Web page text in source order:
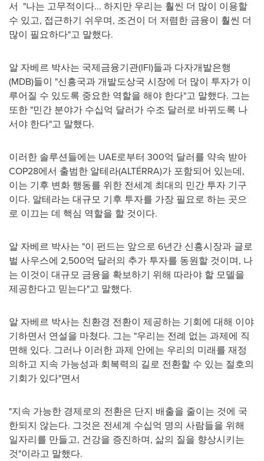
서 "나는 고무적이다... 하지만 우리는 훨씬 더 많이 이용할
수 있고, 접근하기 쉬우며, 조건이 더 저렴한 금융이 훨씬 더
많이 필요하다"고 말했다.
알 자베르 박사는 국제금융기관(IFI)들과 다자개발은행
(MDB)들이 "신흥국과 개발도상국 시장에 더 많이 투자가 이
루어질 수 있도록 중요한 역할을 해야 한다"고 말했다. 그는
또한 "민간 분야가 수십억 달러가 수조 달러로 바뀌도록 나
서야 한다"고 말했다.
이러한 솔루션들에는 UAE로부터 300억 달러를 약속 받아
COP28에서 출범한 알테라(ALTÉRRA)가 포함되어 있는데,
이는 기후 변화 행동를 위한 전세계 최대의 민간 투자 기구
이다. 알테라는 대규모 기후 투자를 가장 필요로 하는 곳으
로 이끄는 데 핵심 역할을 할 것이다.
알 자베르 박사는 "이 펀드는 앞으로 6년간 신흥시장과 글로
벌 사우스에 2,500억 달러의 추가 투자를 동원할 것이며, 나
는 이것이 대규모 금융을 확보하기 위해 따라야 할 모델을
제공한다고 믿는다"고 말했다.
알 자베르 박사는 친환경 전환이 제공하는 기회에 대해 이야
기하면서 연설을 마쳤다. 그는 "우리는 전례 없는 과제에 직
면해 있다. 그러나 이러한 과제 안에는 우리의 미래를 재정
의하고 지속 가능성과 회복력의 길로 전환할 수 있는 절호의
기회가 있다"면서
"지속 가능한 경제로의 전환은 단지 배출을 줄이는 것에 국
한되지 않는다. 그것은 전세계 수십억 명의 사람들을 위해
일자리를 만들고, 건강을 증진하며, 삶의 질을 향상시키는
것"이라고 말했다.